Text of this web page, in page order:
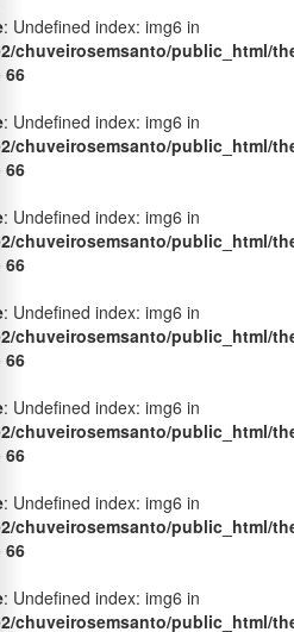
: Undefined index: img6 in
chuveirosemsanto/public_html/
66
: Undefined index: img6 in
chuveirosemsanto/public_html/
66
: Undefined index: img6 in
chuveirosemsanto/public_html/
66
: Undefined index: img6 in
chuveirosemsanto/public_html/
66
: Undefined index: img6 in
chuveirosemsanto/public_html/
66
: Undefined index: img6 in
chuveirosemsanto/public_html/
66
: Undefined index: img6 in
chuveirosemsanto/public_html/